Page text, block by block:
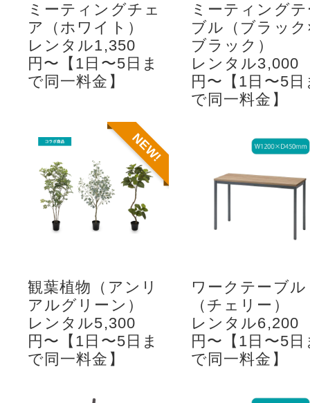
ミーティングチェ
ア（ホワイト）
レンタル1,350
円〜【1日〜5日ま
で同一料金】
ミーティング
ブル（ブラッ
ブラック）
レンタル3,000
円〜【1日〜5日
で同一料金】
観葉植物（アンリ
アルグリーン）
レンタル5,300
円〜【1日〜5日ま
で同一料金】
NEW!
ワークテーブル
（チェリー）
レンタル6,200
円〜【1日〜5日
で同一料金】